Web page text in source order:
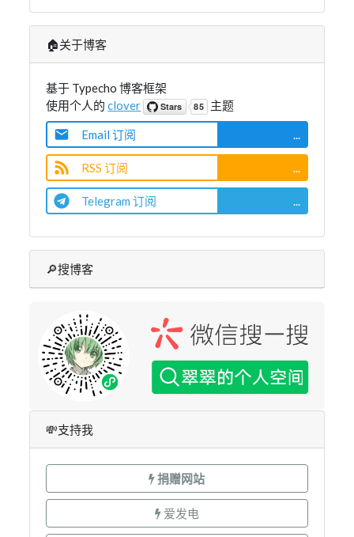
🏠关于博客
基于 Typecho 博客框架
使用个人的clover 主题
Email 订阅 ...
RSS 订阅 ...
Telegram 订阅 ...
🔎搜博客
💸支持我
捐赠网站
爱发电